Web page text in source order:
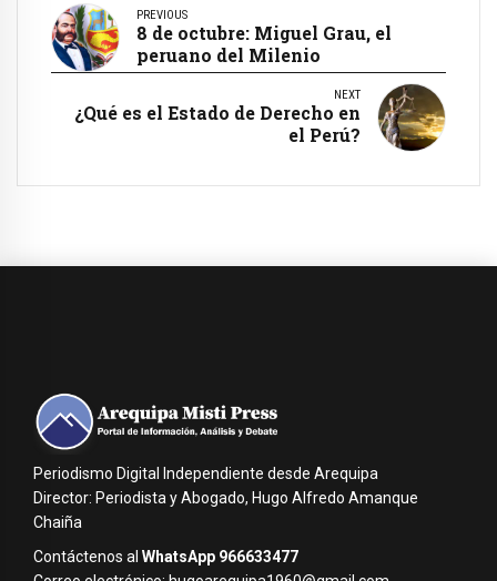
PREVIOUS
8 de octubre: Miguel Grau, el
peruano del Milenio
NEXT
¿Qué es el Estado de Derecho en
el Perú?
Periodismo Digital Independiente desde Arequipa
Director: Periodista y Abogado, Hugo Alfredo Amanque
Chaiña
Contáctenos al WhatsApp 966633477